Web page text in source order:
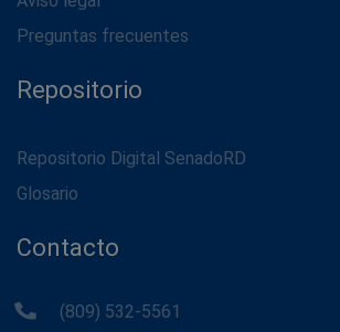
Preguntas frecuentes
Repositorio
Repositorio Digital SenadoRD
Glosario
Contacto
(809) 532-5561